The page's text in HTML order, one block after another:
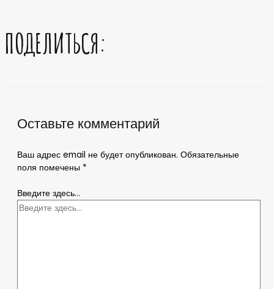
ПОДЕЛИТЬСЯ:
Оставьте комментарий
Ваш адрес email не будет опубликован. Обязательные
поля помечены *
Введите здесь...